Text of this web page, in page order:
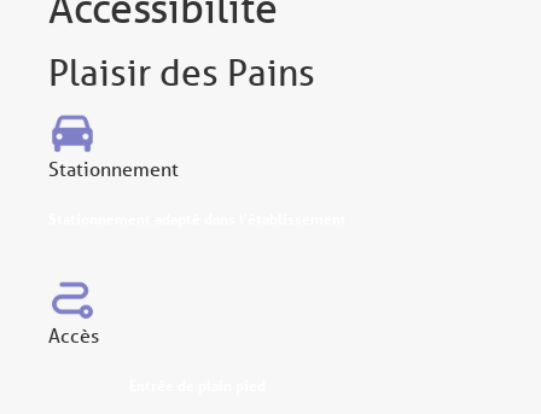
Plaisir des Pains
Stationnement
Accès